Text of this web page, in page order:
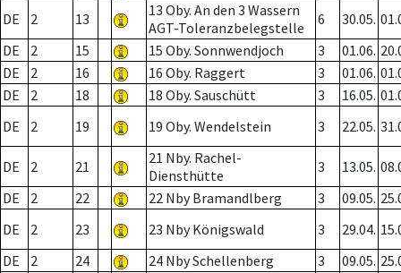
DE
2 13
13 Oby. An den 3 Wassern
AGT-Toleranzbelegstelle
6 30.05.
DE
2 15 15 Oby. Sonnwendjoch 3 01.06.
DE
2 16 16 Oby. Raggert 3 01.06.
DE
2 18 18 Oby. Sauschütt 3 16.05.
DE
2 19 19 Oby. Wendelstein 3 22.05.
DE 2 21
21 Nby. Rachel-
Diensthütte
3 13.05.
DE
2 22 22 Nby Bramandlberg 3 09.05.
DE
2 23 23 Nby Königswald 3 29.04.
DE
2 24 24 Nby Schellenberg 3 09.05.